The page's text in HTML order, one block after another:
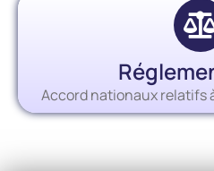
Accord nationaux relatifs